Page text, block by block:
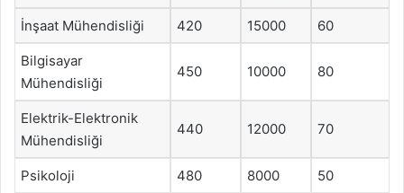
İnşaat Mühendisliği 420 15000 60
Bilgisayar
Mühendisliği
450 10000 80
Elektrik-Elektronik
Mühendisliği
440 12000 70
Psikoloji 480 8000 50